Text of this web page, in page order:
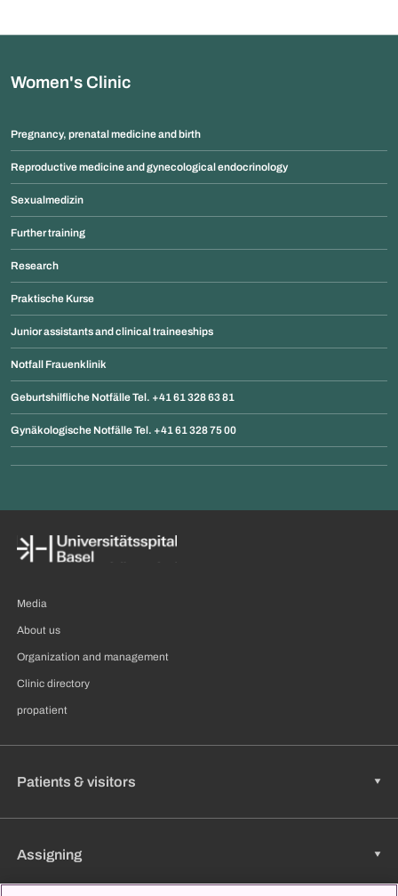
Women's Clinic
Pregnancy, prenatal medicine and birth
Reproductive medicine and gynecological endocrinology
Sexualmedizin
Further training
Research
Praktische Kurse
Junior assistants and clinical traineeships
Notfall Frauenklinik
Geburtshilfliche Notfälle Tel. +41 61 328 63 81
Gynäkologische Notfälle Tel. +41 61 328 75 00
Media
About us
Organization and management
Clinic directory
propatient
Patients & visitors
Assigning